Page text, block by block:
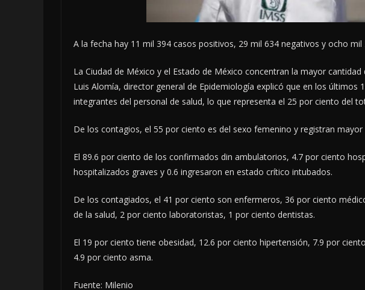
A la fecha hay 11 mil 394 casos positivos, 29 mil 634 negativos y ocho mil
La Ciudad de México y el Estado de México concentran la mayor
Luis Alomía, director general de Epidemiología explicó que en los últimos
integrantes del personal de salud, lo que representa el 25 por ciento del
De los contagios, el 55 por ciento es del sexo femenino y registran
El 89.6 por ciento de los confirmados din ambulatorios, 4.7 por ciento
hospitalizados graves y 0.6 ingresaron en estado crítico intubados.
De los contagiados, el 41 por ciento son enfermeros, 36 por ciento
de la salud, 2 por ciento laboratoristas, 1 por ciento dentistas.
El 19 por ciento tiene obesidad, 12.6 por ciento hipertensión, 7.9 por
4.9 por ciento asma.
Fuente: Milenio